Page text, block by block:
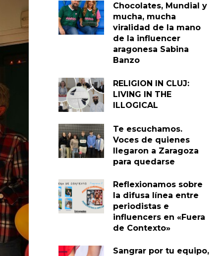
Chocolates, Mundial y
mucha, mucha
viralidad de la mano
de la influencer
aragonesa Sabina
Banzo
RELIGION IN CLUJ:
LIVING IN THE
ILLOGICAL
Te escuchamos.
Voces de quienes
llegaron a Zaragoza
para quedarse
Reflexionamos sobre
la difusa línea entre
periodistas e
influencers en «Fuera
de Contexto»
Sangrar por tu equipo,